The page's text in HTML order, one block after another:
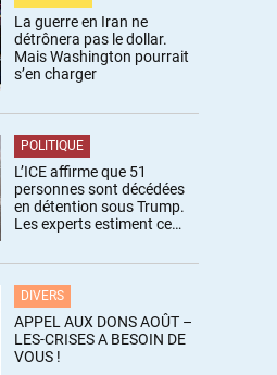
La guerre en Iran ne
détrônera pas le dollar.
Mais Washington pourrait
s’en charger
POLITIQUE
L’ICE affirme que 51
personnes sont décédées
en détention sous Trump.
Les experts estiment ce
DIVERS
APPEL AUX DONS AOÛT –
LES-CRISES A BESOIN DE
VOUS !